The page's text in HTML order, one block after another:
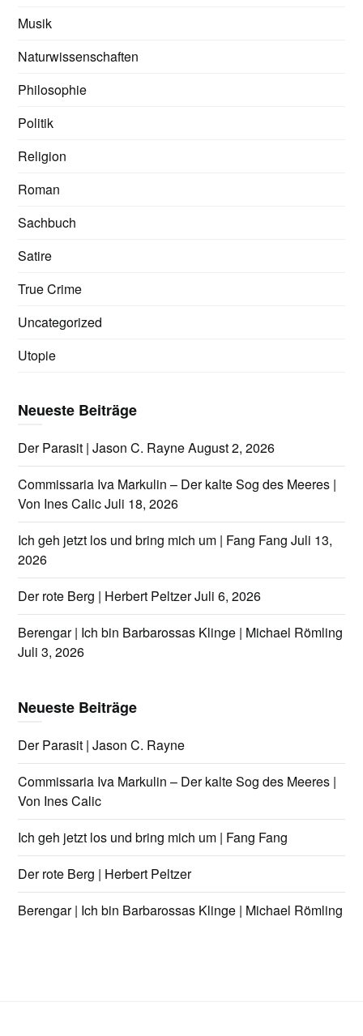
Musik
Naturwissenschaften
Philosophie
Politik
Religion
Roman
Sachbuch
Satire
True Crime
Uncategorized
Utopie
Neueste Beiträge
Der Parasit | Jason C. RayneAugust 2, 2026
Commissaria Iva Markulin – Der kalte Sog des Meeres |
Von Ines CalicJuli 18, 2026
Ich geh jetzt los und bring mich um | Fang Fang Juli 13,
2026
Der rote Berg | Herbert PeltzerJuli 6, 2026
Berengar | Ich bin Barbarossas Klinge | Michael Römling
Juli 3, 2026
Neueste Beiträge
Der Parasit | Jason C. Rayne
Commissaria Iva Markulin – Der kalte Sog des Meeres |
Von Ines Calic
Ich geh jetzt los und bring mich um | Fang Fang
Der rote Berg | Herbert Peltzer
Berengar | Ich bin Barbarossas Klinge | Michael Römling